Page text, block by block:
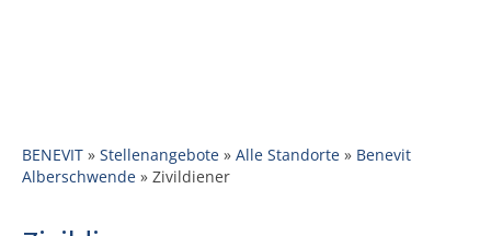
BENEVIT » Stellenangebote » Alle Standorte » Benevit
Alberschwende » Zivildiener